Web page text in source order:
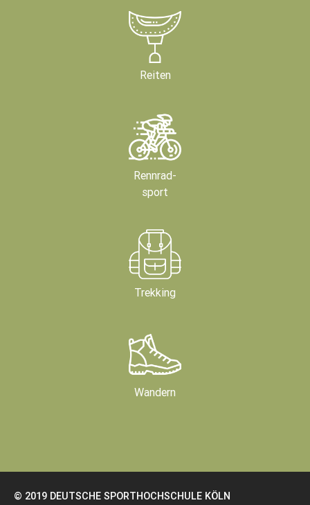
Reiten
Rennrad-
sport
Trekking
Wandern
© 2019 DEUTSCHE SPORTHOCHSCHULE KÖLN